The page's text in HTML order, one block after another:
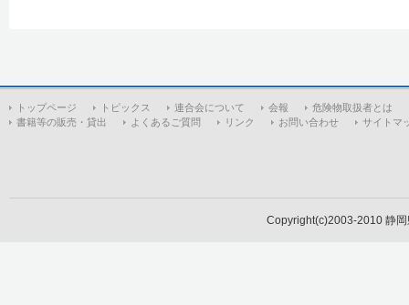
トップページ トピックス 連合会について 会報
危険物取扱者とは
書籍等の販売・貸出
よくあるご質問 リンク お問い合わせ サイトマ
Copyright(c)2003-2010 静